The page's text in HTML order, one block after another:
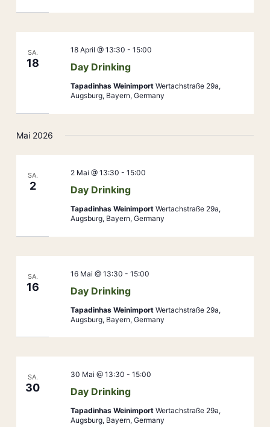
SA.
18 Day Drinking
18 April @ 13:30 - 15:00
Tapadinhas Weinimport Wertachstraße 29a,
Augsburg, Bayern, Germany
Mai 2026
SA.
2 Day Drinking
2 Mai @ 13:30 - 15:00
Tapadinhas Weinimport Wertachstraße 29a,
Augsburg, Bayern, Germany
SA.
16 Day Drinking
16 Mai @ 13:30 - 15:00
Tapadinhas Weinimport Wertachstraße 29a,
Augsburg, Bayern, Germany
SA.
30 Day Drinking
30 Mai @ 13:30 - 15:00
Tapadinhas Weinimport Wertachstraße 29a,
Augsburg, Bayern, Germany